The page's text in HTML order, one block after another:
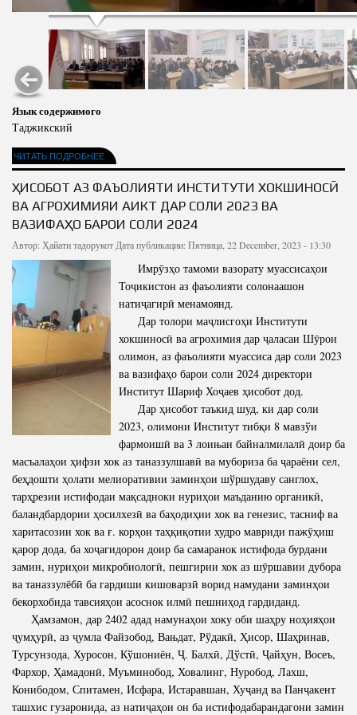
Язык содержимого
Таджикский
ЧИТАТЬ ПОДРОБНЕЕ
ҲИСОБОТ АЗ ФАЪОЛИЯТИ ИНСТИТУТИ ХОКШИНОСӢ
ВА АГРОХИМИЯИ АИКТ ДАР СОЛИ 2023 ВА
ВАЗИФАҲО БАРОИ СОЛИ 2024
Автор: Ҳайати тадорукот Дата публикации: Пятница, 22 December, 2023 - 13:30
Имрӯзҳо тамоми вазорату муассисаҳои
Тоҷикистон аз фаъолияти солонаашон
натиҷагирӣ менамоянд.
Дар толори маҷлисгоҳи Институти
хокшиносӣ ва агрохимия дар ҷаласаи Шӯрои
олимон, аз фаъолияти муассиса дар соли 2023
ва вазифаҳо барои соли 2024 директори
Институт Шариф Хоҷаев ҳисобот дод.
Дар ҳисобот таъкид шуд, ки дар соли
2023, олимони Институт тибқи 8 мавзўи
фармоишӣ ва 3 лоињаи байналмилалӣ доир ба
масъалаҳои ҳифзи хок аз таназзулшавӣ ва мубориза ба ҷараёни сел,
беҳдошти ҳолати мелиоративии заминҳои шўршудаву санглох,
тарҳрезии истифодаи мақсадноки нуриҳои маъданию органикӣ,
баландбардории ҳосилхезӣ ва баҳодиҳии хок ва генезис, тасниф ва
харитасозии хок ва ғ. корҳои таҳқиқотии худро мавриди пажӯҳиш
қарор дода, ба хоҷагидорон доир ба самаранок истифода бурдани
замин, нуриҳои микробиологӣ, пешгирии хок аз шӯршавии дубора
ва таназзулёбӣ ба гардиши кишоварзӣ ворид намудани заминҳои
бекорхобида тавсияҳои асоснок илмӣ пешниҳод гардиданд.
Ҳамзамон, дар 2402 адад намунаҳои хоку оби шаҳру ноҳияҳои
ҷумҳурӣ, аз ҷумла Файзобод, Вањдат, Рўдакӣ, Ҳисор, Шаҳринав,
Турсунзода, Хуросон, Кўшониён, Ҷ. Балхӣ, Дўстӣ, Ҷайҳун, Восеъ,
Фархор, Ҳамадонӣ, Муъминобод, Ховалинг, Нуробод, Лахш,
Конибодом, Спитамен, Исфара, Истаравшан, Хуҷанд ва Панҷакент
ташхис гузаронида, аз натиҷаҳои он ба истифодабарандагони замин